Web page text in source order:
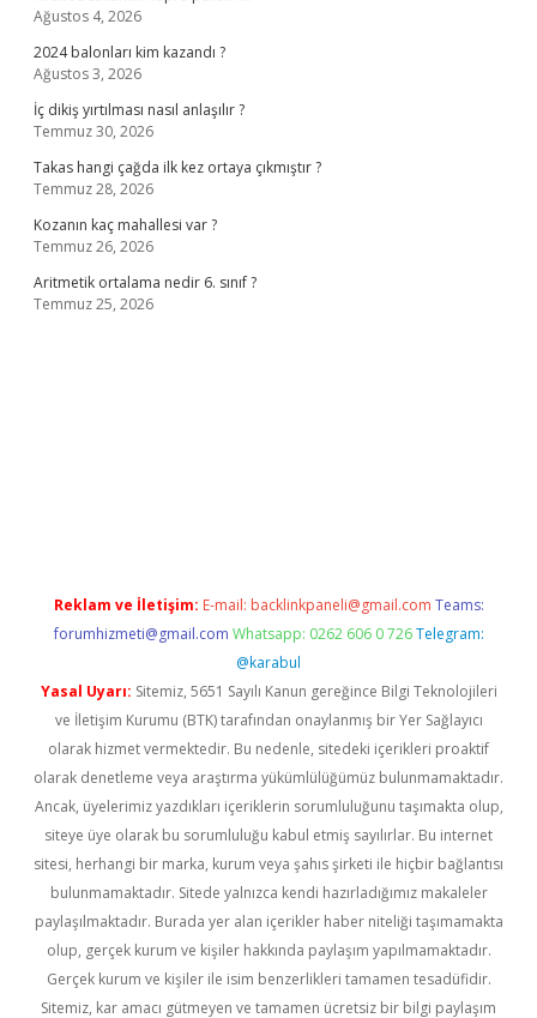
Ağustos 4, 2026
2024 balonları kim kazandı ?
Ağustos 3, 2026
İç dikiş yırtılması nasıl anlaşılır ?
Temmuz 30, 2026
Takas hangi çağda ilk kez ortaya çıkmıştır ?
Temmuz 28, 2026
Kozanın kaç mahallesi var ?
Temmuz 26, 2026
Aritmetik ortalama nedir 6. sınıf ?
Temmuz 25, 2026
Reklam ve İletişim: E-mail: backlinkpaneli@gmail.com Teams:
forumhizmeti@gmail.com Whatsapp: 0262 606 0 726 Telegram:
@karabul
Yasal Uyarı: Sitemiz, 5651 Sayılı Kanun gereğince Bilgi Teknolojileri
ve İletişim Kurumu (BTK) tarafından onaylanmış bir Yer Sağlayıcı
olarak hizmet vermektedir. Bu nedenle, sitedeki içerikleri proaktif
olarak denetleme veya araştırma yükümlülüğümüz bulunmamaktadır.
Ancak, üyelerimiz yazdıkları içeriklerin sorumluluğunu taşımakta olup,
siteye üye olarak bu sorumluluğu kabul etmiş sayılırlar. Bu internet
sitesi, herhangi bir marka, kurum veya şahıs şirketi ile hiçbir bağlantısı
bulunmamaktadır. Sitede yalnızca kendi hazırladığımız makaleler
paylaşılmaktadır. Burada yer alan içerikler haber niteliği taşımamakta
olup, gerçek kurum ve kişiler hakkında paylaşım yapılmamaktadır.
Gerçek kurum ve kişiler ile isim benzerlikleri tamamen tesadüfidir.
Sitemiz, kar amacı gütmeyen ve tamamen ücretsiz bir bilgi paylaşım